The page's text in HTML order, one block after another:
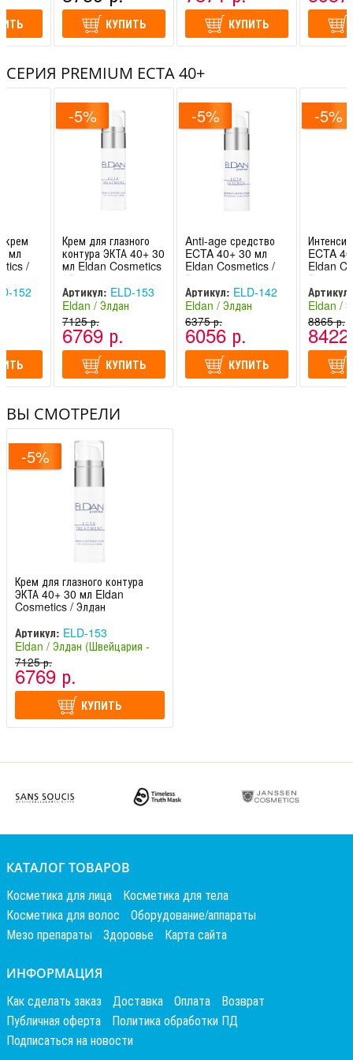
ANTI AGE уход за кожей с применением ультразвукового
скрабера
Интенсивное увлажнение сухой кожи с применением
ультразвукового скрабера
Процедура ухода молодильные яблоки
Интенсивный Anti Age уход "ECTA 40+"
КУПИТЬ КУПИТЬ
СЕРИЯ PREMIUM ECTA 40+
крем
мл
/
152
-5%
Крем для глазного
контура ЭКТА 40+ 30
мл Eldan Cosmetics
/ Элдан
Артикул: ELD-153
Eldan / Элдан
(Швейцария -
Италия)
7125 р.
6769 р.
КУПИТЬ
-5%
Anti-age средство
ECTA 40+ 30 мл
Eldan Cosmetics /
Элдан
Артикул: ELD-142
Eldan / Элдан
(Швейцария -
Италия)
6375 р.
6056 р.
КУПИТЬ
-5%
ECTA
Eldan
Элдан
Артикул:
Eldan /
Италия)
8865 р.
ВЫ СМОТРЕЛИ
-5%
Крем для глазного контура
ЭКТА 40+ 30 мл Eldan
Cosmetics / Элдан
Артикул: ELD-153
Eldan / Элдан (Швейцария -
Италия)
7125 р.
6769 р.
КУПИТЬ
КАТАЛОГ ТОВАРОВ
Косметика для лица
Косметика для тела
Косметика для волос
Оборудование/аппараты
Мезо препараты
Здоровье Карта сайта
ИНФОРМАЦИЯ
Как сделать заказ Доставка Оплата
Возврат
Публичная оферта
Политика обработки ПД
Подписаться на новости